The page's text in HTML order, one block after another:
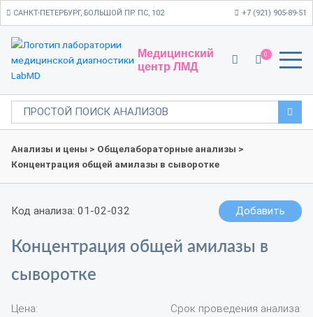
САНКТ-ПЕТЕРБУРГ, БОЛЬШОЙ ПР. ПС, 102 +7 (921) 905-89-51
Медицинский
центр ЛМД
0
Анализы и цены > Общелабораторные анализы >
Концентрация общей амилазы в сыворотке
Код анализа: 01-02-032 Добавить
Концентрация общей амилазы в
сыворотке
Цена: Срок проведения анализа: